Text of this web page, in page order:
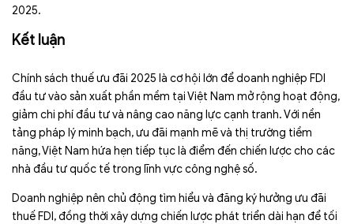
2025.
Kết luận
Chính sách thuế ưu đãi 2025 là cơ hội lớn để doanh nghiệp FDI
đầu tư vào sản xuất phần mềm tại Việt Nam mở rộng hoạt động,
giảm chi phí đầu tư và nâng cao năng lực cạnh tranh. Với nền
tảng pháp lý minh bạch, ưu đãi mạnh mẽ và thị trường tiềm
năng, Việt Nam hứa hẹn tiếp tục là điểm đến chiến lược cho các
nhà đầu tư quốc tế trong lĩnh vực công nghệ số.
Doanh nghiệp nên chủ động tìm hiểu và đăng ký hưởng ưu đãi
thuế FDI, đồng thời xây dựng chiến lược phát triển dài hạn để tối